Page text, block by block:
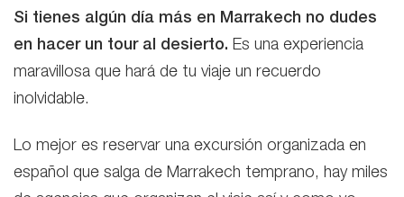
Si tienes algún día más en Marrakech no dudes
en hacer un tour al desierto. Es una experiencia
maravillosa que hará de tu viaje un recuerdo
inolvidable.
Lo mejor es reservar una excursión organizada en
español que salga de Marrakech temprano, hay miles